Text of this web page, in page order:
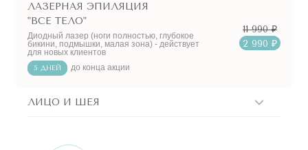
ЛАЗЕРНАЯ ЭПИЛЯЦИЯ
"ВСЕ ТЕЛО"
Диодный лазер (ноги полностью, глубокое
бикини, подмышки, малая зона) - действует
для новых клиентов
5 ДНЕЙ до конца акции
11 990 ₽
2 990 ₽
ЛИЦО И ШЕЯ